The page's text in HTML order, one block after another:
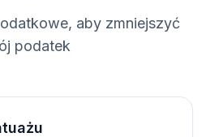
aby zmniejszyć
podatek